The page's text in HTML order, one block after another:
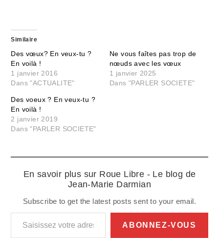
Similaire
Des vœux? En veux-tu ?
En voilà !
1 janvier 2016
Dans "ACTUALITE"
Ne vous faîtes pas trop de
nœuds avec les vœux
1 janvier 2025
Dans "PARLER SOCIETE"
Des voeux ? En veux-tu ?
En voilà !
2 janvier 2019
Dans "PARLER SOCIETE"
En savoir plus sur Roue Libre - Le blog de
Jean-Marie Darmian
Subscribe to get the latest posts sent to your email.
Saisissez votre adresse e-mail…
ABONNEZ-VOUS